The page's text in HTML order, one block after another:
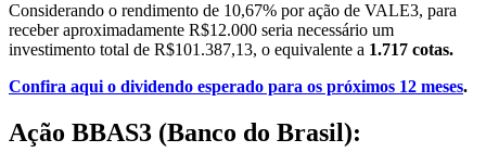
Considerando o rendimento de 10,67% por ação de VALE3, para
receber aproximadamente R$12.000 seria necessário um
investimento total de R$101.387,13, o equivalente a 1.717 cotas.
Confira aqui o dividendo esperado para os próximos 12 meses.
Ação BBAS3 (Banco do Brasil):